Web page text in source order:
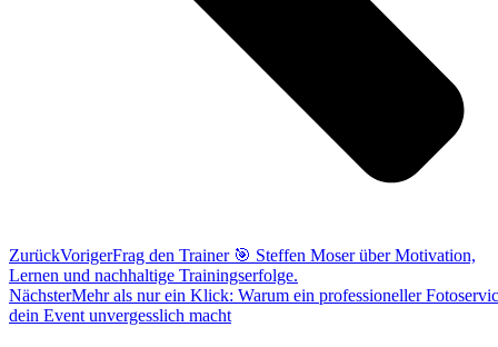
ZurückVorigerFrag den Trainer 🎯 Steffen Moser über Motivation,
Lernen und nachhaltige Trainingserfolge.
NächsterMehr als nur ein Klick: Warum ein professioneller
dein Event unvergesslich macht